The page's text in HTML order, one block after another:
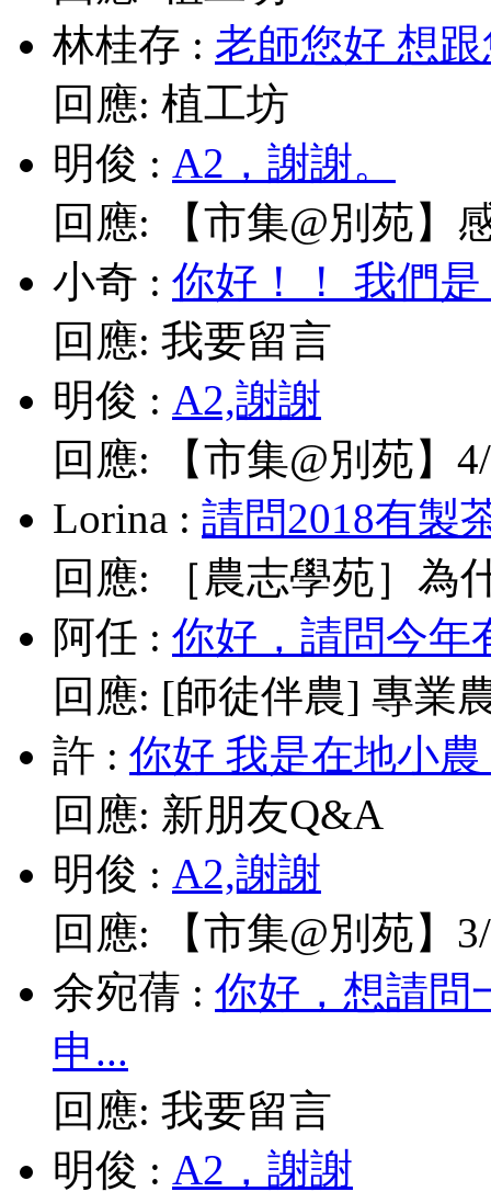
林桂存 : 老師您好 想
回應: 植工坊
明俊 : A2，謝謝。
回應:
【市集@別苑】
小奇 : 你好！！ 我們
回應: 我要留言
明俊 : A2,謝謝
回應:
【市集@別苑】
Lorina : 請問2018有製
回應:
［農志學苑］為
阿任 : 你好，請問今年
回應: [師徒伴農] 專業
許 : 你好 我是在地小
回應: 新朋友Q&A
明俊 : A2,謝謝
回應:
【市集@別苑】
余宛蒨 : 你好，想請問
申...
回應: 我要留言
明俊 : A2，謝謝